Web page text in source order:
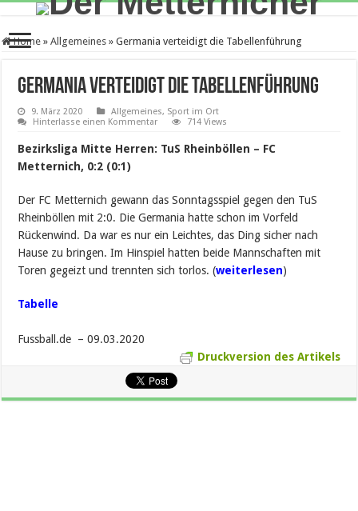
Home » Allgemeines » Germania verteidigt die Tabellenführung
Germania verteidigt die Tabellenführung
9. März 2020 Allgemeines, Sport im Ort
Hinterlasse einen Kommentar
714 Views
Bezirksliga Mitte Herren: TuS Rheinböllen – FC
Metternich, 0:2 (0:1)
Der FC Metternich gewann das Sonntagsspiel gegen den TuS
Rheinböllen mit 2:0. Die Germania hatte schon im Vorfeld
Rückenwind. Da war es nur ein Leichtes, das Ding sicher nach
Hause zu bringen. Im Hinspiel hatten beide Mannschaften mit
Toren gegeizt und trennten sich torlos. (weiterlesen)
Tabelle
Fussball.de – 09.03.2020
Druckversion des Artikels